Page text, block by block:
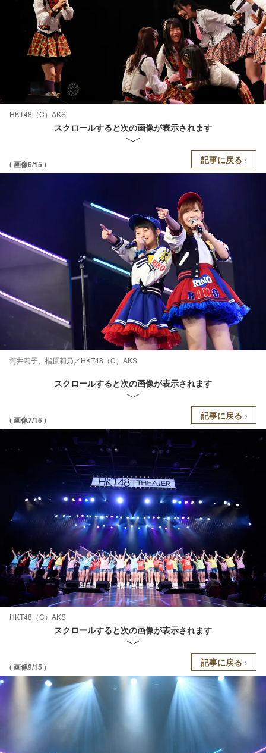
HKT48（C）AKS
スクロールすると次の画像が表示されます
( 画像6/15 ) 記事に戻る
筒井莉子、指原莉乃／HKT48（C）AKS
スクロールすると次の画像が表示されます
( 画像7/15 ) 記事に戻る
HKT48（C）AKS
スクロールすると次の画像が表示されます
( 画像9/15 ) 記事に戻る